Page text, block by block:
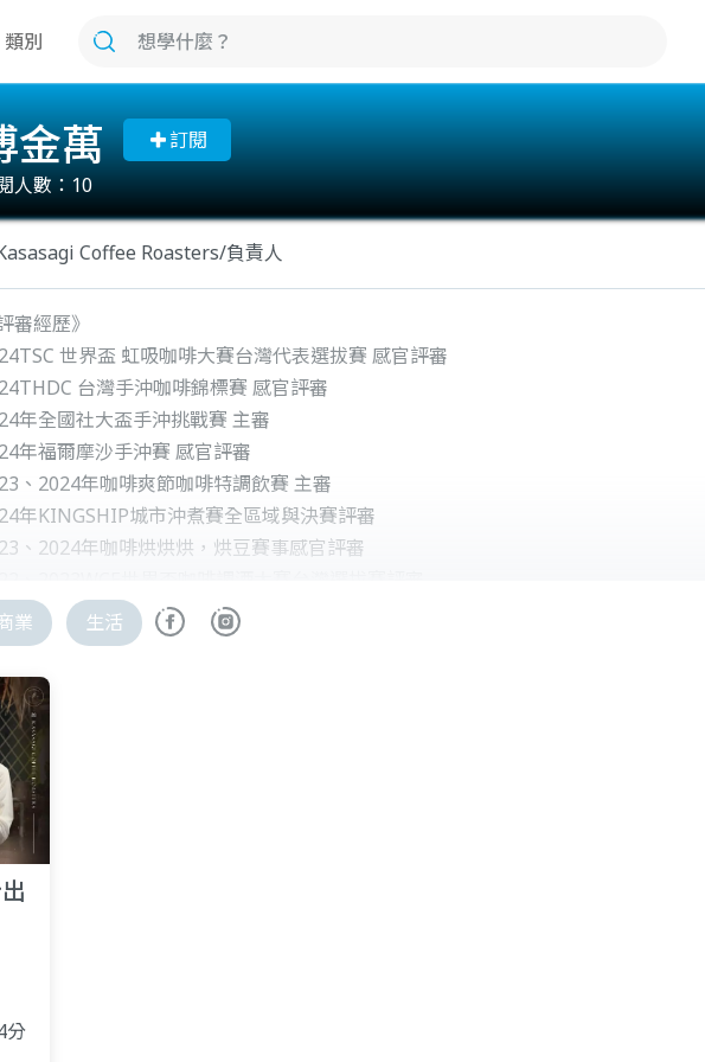
類別
金萬
訂閱
人數：10
Coffee Roasters/負責人
審經歷》
世界盃 虹吸咖啡大賽台灣代表選拔賽 感官評審
台灣手沖咖啡錦標賽 感官評審
年全國社大盃手沖挑戰賽 主審
年福爾摩沙手沖賽 感官評審
、2024年咖啡爽節咖啡特調飲賽 主審
年KINGSHIP城市沖煮賽全區域與決賽評審
、2024年咖啡烘烘烘，烘豆賽事感官評審
、2023WCE 世界盃咖啡大師台灣選拔賽評審
世界盃沖煮大賽台灣選拔賽 評審
世界盃烘豆大賽台灣選拔賽 評審
、2023TAC臺灣愛樂壓大賽評審
年咖啡爽節學生盃沖煮賽感官評審
年第五屆景大盃JBAC飲品藝術挑戰賽手沖咖啡 感官評審
第六屆咖啡爽節沖煮賽評審
豆評鑑參與》
年南投縣 魚池鄉 日月潭精品咖啡生豆感官評鑑
WCE 世界盃烘豆大賽台灣選拔賽 亞軍
業 生活
分